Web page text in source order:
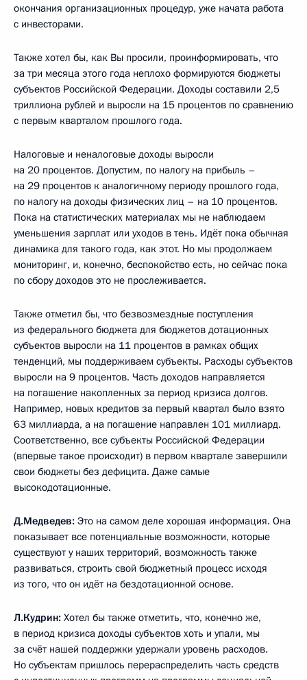
окончания организационных процедур, уже начата работа
с инвесторами.
Также хотел бы, как Вы просили, проинформировать, что
за три месяца этого года неплохо формируются бюджеты
субъектов Российской Федерации. Доходы составили 2,5
триллиона рублей и выросли на 15 процентов по сравнению
с первым кварталом прошлого года.
Налоговые и неналоговые доходы выросли
на 20 процентов. Допустим, по налогу на прибыль –
на 29 процентов к аналогичному периоду прошлого года,
по налогу на доходы физических лиц – на 10 процентов.
Пока на статистических материалах мы не наблюдаем
уменьшения зарплат или уходов в тень. Идёт пока обычная
динамика для такого года, как этот. Но мы продолжаем
мониторинг, и, конечно, беспокойство есть, но сейчас пока
по сбору доходов это не прослеживается.
Также отметил бы, что безвозмездные поступления
из федерального бюджета для бюджетов дотационных
субъектов выросли на 11 процентов в рамках общих
тенденций, мы поддерживаем субъекты. Расходы субъектов
выросли на 9 процентов. Часть доходов направляется
на погашение накопленных за период кризиса долгов.
Например, новых кредитов за первый квартал было взято
63 миллиарда, а на погашение направлен 101 миллиард.
Соответственно, все субъекты Российской Федерации
(впервые такое происходит) в первом квартале завершили
свои бюджеты без дефицита. Даже самые
высокодотационные.
Д.Медведев: Это на самом деле хорошая информация. Она
показывает все потенциальные возможности, которые
существуют у наших территорий, возможность также
развиваться, строить свой бюджетный процесс исходя
из того, что он идёт на бездотационной основе.
Л.Кудрин: Хотел бы также отметить, что, конечно же,
в период кризиса доходы субъектов хоть и упали, мы
за счёт нашей поддержки удержали уровень расходов.
Но субъектам пришлось перераспределить часть средств